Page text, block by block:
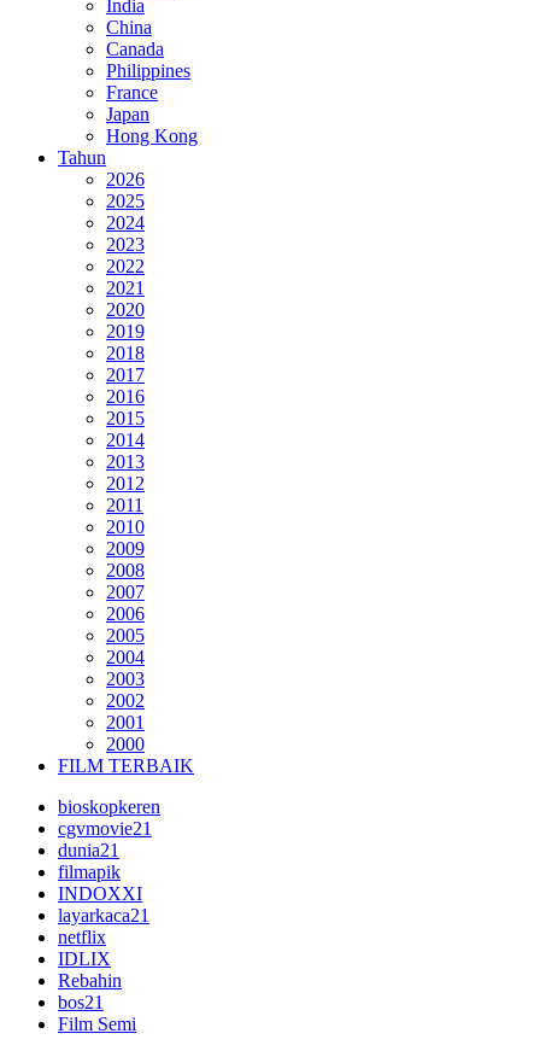
India
China
Canada
Philippines
France
Japan
Hong Kong
Tahun
2026
2025
2024
2023
2022
2021
2020
2019
2018
2017
2016
2015
2014
2013
2012
2011
2010
2009
2008
2007
2006
2005
2004
2003
2002
2001
2000
FILM TERBAIK
bioskopkeren
cgvmovie21
dunia21
filmapik
INDOXXI
layarkaca21
netflix
IDLIX
Rebahin
bos21
Film Semi